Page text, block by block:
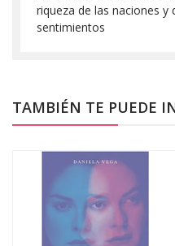
riqueza de las naciones y
sentimientos
TAMBIÉN TE PUEDE